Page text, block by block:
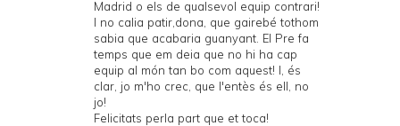
Madrid o els de qualsevol equip contrari!
I no calia patir,dona, que gairebé tothom
sabia que acabaria guanyant. El Pre fa
temps que em deia que no hi ha cap
equip al món tan bo com aquest! I, és
clar, jo m'ho crec, que l'entès és ell, no
jo!
Felicitats perla part que et toca!